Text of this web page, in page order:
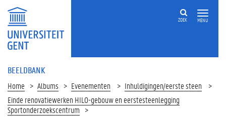
MENU
ZOEK
BEELDBANK
Home Albums Evenementen
Inhuldigingen/eerste steen
Einde renovatiewerken HILO-gebouw en eerstesteenlegging
Sportonderzoekscentrum